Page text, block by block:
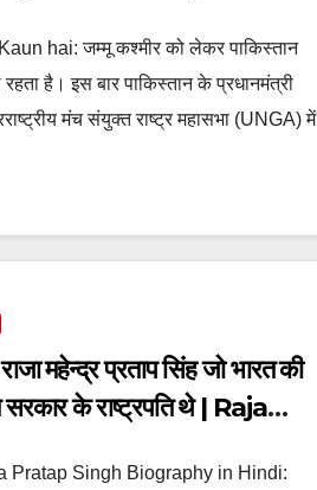
hai: जम्मू कश्मीर को लेकर पाकिस्तान
है। इस बार पाकिस्तान के प्रधानमंत्री
मंच संयुक्त राष्ट्र महासभा (UNGA) में
महेन्द्र प्रताप सिंह जो भारत की
सरकार के राष्ट्रपति थे | Raja
Pratap Singh Biography in Hindi: